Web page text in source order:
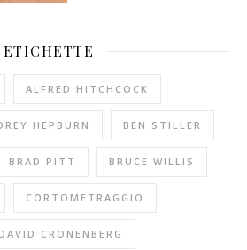
ETICHETTE
ALFRED HITCHCOCK
HEPBURN BEN STILLER
BRAD PITT BRUCE WILLIS
CORTOMETRAGGIO
DAVID CRONENBERG